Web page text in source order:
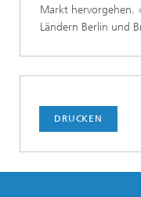
Markt hervorgehen.
Ländern Berlin und
DRUCKEN